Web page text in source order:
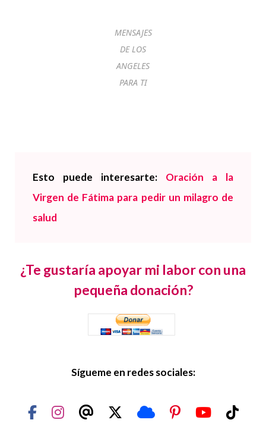
MENSAJES
DE LOS
ANGELES
PARA TI
Esto puede interesarte: Oración a la
Virgen de Fátima para pedir un milagro de
salud
¿Te gustaría apoyar mi labor con una
pequeña donación?
Sígueme en redes sociales: